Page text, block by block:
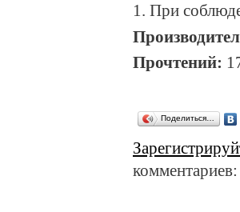
1. При
Прочтений:
Поделиться…